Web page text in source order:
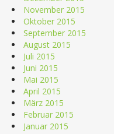
November 2015
Oktober 2015
September 2015
August 2015
Juli 2015
Juni 2015
Mai 2015
April 2015
März 2015
Februar 2015
Januar 2015